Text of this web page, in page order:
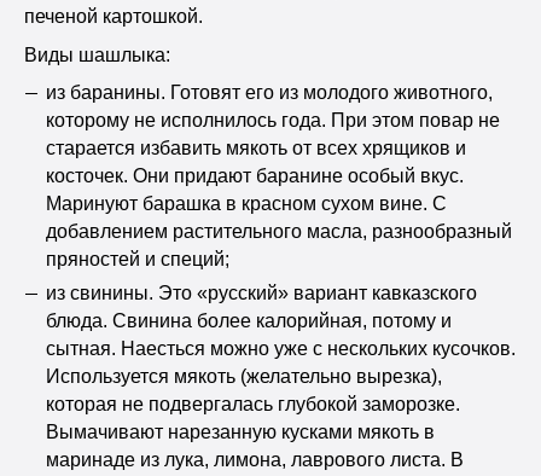
печеной картошкой.
Виды шашлыка:
из баранины. Готовят его из молодого животного,
которому не исполнилось года. При этом повар не
старается избавить мякоть от всех хрящиков и
косточек. Они придают баранине особый вкус.
Маринуют барашка в красном сухом вине. С
добавлением растительного масла, разнообразный
пряностей и специй;
из свинины. Это «русский» вариант кавказского
блюда. Свинина более калорийная, потому и
сытная. Наесться можно уже с нескольких кусочков.
Используется мякоть (желательно вырезка),
которая не подвергалась глубокой заморозке.
Вымачивают нарезанную кусками мякоть в
маринаде из лука, лимона, лаврового листа. В